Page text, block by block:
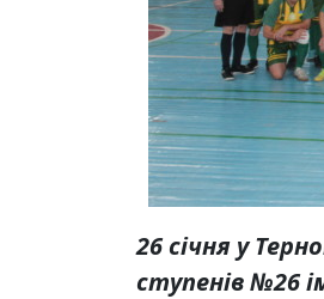
26 січня у
ступенів №26